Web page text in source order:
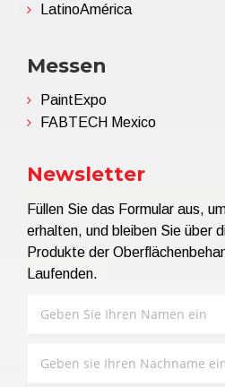
LatinoAmérica
Messen
PaintExpo
FABTECH Mexico
Newsletter
Füllen Sie das Formular aus,
erhalten, und bleiben Sie über
Produkte der
Laufenden.